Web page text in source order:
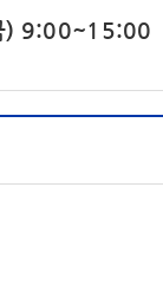
) 9:00~15:00